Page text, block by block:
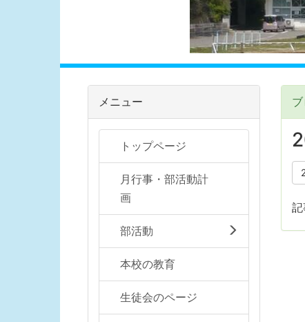
記
メニュー
トップページ
月行事・部活動計
画
部活動
本校の教育
生徒会のページ